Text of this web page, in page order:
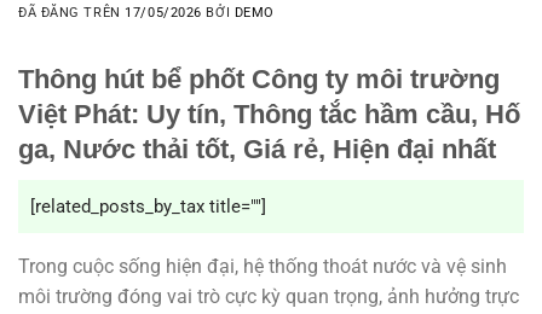
ĐÃ ĐĂNG TRÊN 17/05/2026 BỞI DEMO
Thông hút bể phốt Công ty môi trường
Việt Phát: Uy tín, Thông tắc hầm cầu, Hố
ga, Nước thải tốt, Giá rẻ, Hiện đại nhất
[related_posts_by_tax title=""]
Trong cuộc sống hiện đại, hệ thống thoát nước và vệ sinh
môi trường đóng vai trò cực kỳ quan trọng, ảnh hưởng trực